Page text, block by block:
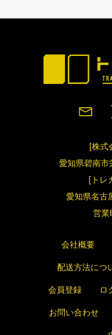
[株式
愛知県碧南
[トレ
愛知県名古
営業
会社概要
配送方法につ
会員登録
ロ
お問い合わせ